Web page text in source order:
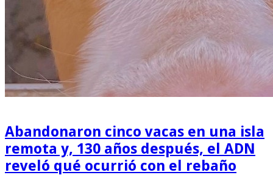
Abandonaron cinco vacas en una isla
remota y, 130 años después, el ADN
reveló qué ocurrió con el rebaño